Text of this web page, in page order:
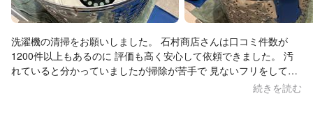
洗濯機の清掃をお願いしました。 石村商店さんは口コミ件数が
1200件以上もあるのに 評価も高く安心して依頼できました。 汚
れていると分かっていましたが掃除が苦手で 見ないフリをしてい
た洗濯槽を見た時はやっぱり､､ というか汚れがびっしり付いてま
続きを読む